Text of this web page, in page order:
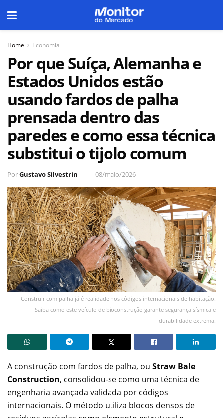
Home Economia
Por que Suíça, Alemanha e
Estados Unidos estão
usando fardos de palha
prensada dentro das
paredes e como essa técnica
substitui o tijolo comum
PorGustavo Silvestrin 08/maio/2026
Construir com palha já é realidade nos códigos internacionais de habitação.
Saiba como este veículo de bioconstrução garante segurança sísmica e
durabilidade extrema.
A construção com fardos de palha, ou Straw Bale
Construction, consolidou-se como uma técnica de
engenharia avançada validada por códigos
internacionais. O método utiliza blocos densos de